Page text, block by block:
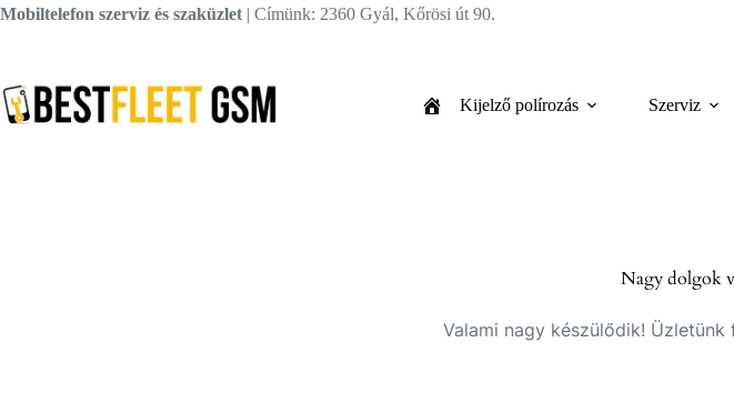
Skip
Mobiltelefon szerviz és szaküzlet | Címünk: 2360 Gyál, Kőrösi út 90.
Kijelző polírozás Szerviz
Nagy dolgok
Valami nagy készülődik!